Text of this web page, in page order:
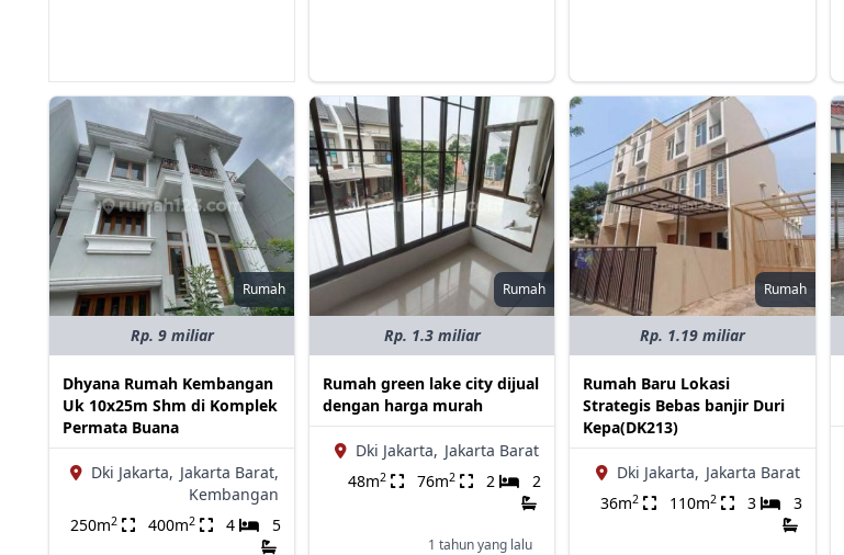
Rumah
Rp. 9 miliar
Dhyana Rumah Kembangan
Uk 10x25m Shm di Komplek
Permata Buana
Dki Jakarta, Jakarta Barat,
Kembangan
250m2 400m2 4 5
Rumah
Rp. 1.3 miliar
Rumah green lake city dijual
dengan harga murah
Dki Jakarta, Jakarta Barat
48m2 76m2 2 2
1 tahun yang lalu
Rumah
Rp. 1.19 miliar
Rumah Baru Lokasi
Strategis Bebas banjir Duri
Kepa(DK213)
Dki Jakarta, Jakarta Barat
36m2 110m2 3 3